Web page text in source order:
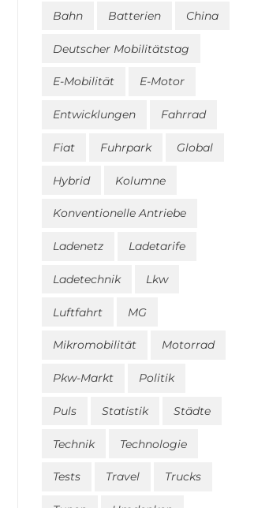
Bahn Batterien China
Deutscher Mobilitätstag
E-Mobilität E-Motor
Entwicklungen Fahrrad
Fiat Fuhrpark Global
Hybrid Kolumne
Konventionelle Antriebe
Ladenetz Ladetarife
Ladetechnik Lkw
Luftfahrt MG
Mikromobilität Motorrad
Pkw-Markt Politik
Puls Statistik Städte
Technik Technologie
Tests Travel Trucks